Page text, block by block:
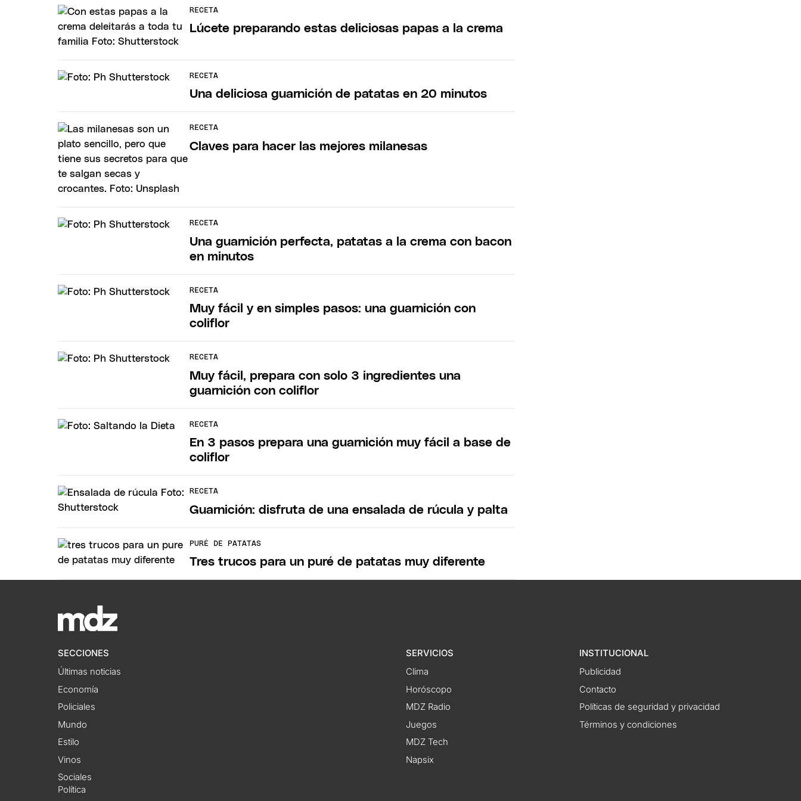
RECETA
Lúcete preparando estas deliciosas papas a la crema
RECETA
Una deliciosa guarnición de patatas en 20 minutos
RECETA
Claves para hacer las mejores milanesas
RECETA
Una guarnición perfecta, patatas a la crema con bacon
en minutos
RECETA
Muy fácil y en simples pasos: una guarnición con
coliflor
RECETA
Muy fácil, prepara con solo 3 ingredientes una
guarnición con coliflor
RECETA
En 3 pasos prepara una guarnición muy fácil a base de
coliflor
RECETA
Guarnición: disfruta de una ensalada de rúcula y palta
PURÉ DE PATATAS
Tres trucos para un puré de patatas muy diferente
SECCIONES
Últimas noticias
Economía
Policiales
Mundo
Estilo
Vinos
Sociales
Política
SERVICIOS
Clima
Horóscopo
MDZ Radio
Juegos
MDZ Tech
Napsix
INSTITUCIONAL
Publicidad
Contacto
Políticas de seguridad y privacidad
Términos y condiciones